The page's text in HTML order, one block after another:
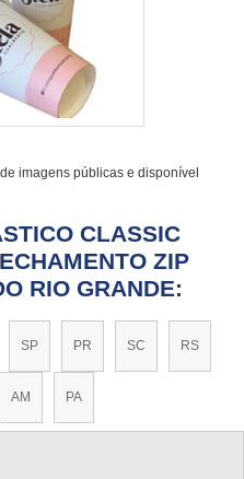
imagens públicas e disponível
CLASSIC
ZIP
RIO GRANDE:
SP PR SC RS
AM PA